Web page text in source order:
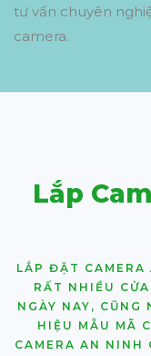
tư vấn chuyên
camera.
Lắp
LẮP ĐẶT CAMERA
RẤT NHIỀU
NGÀY NAY, CŨNG
HIỆU MẪU MÃ
CAMERA AN NINH